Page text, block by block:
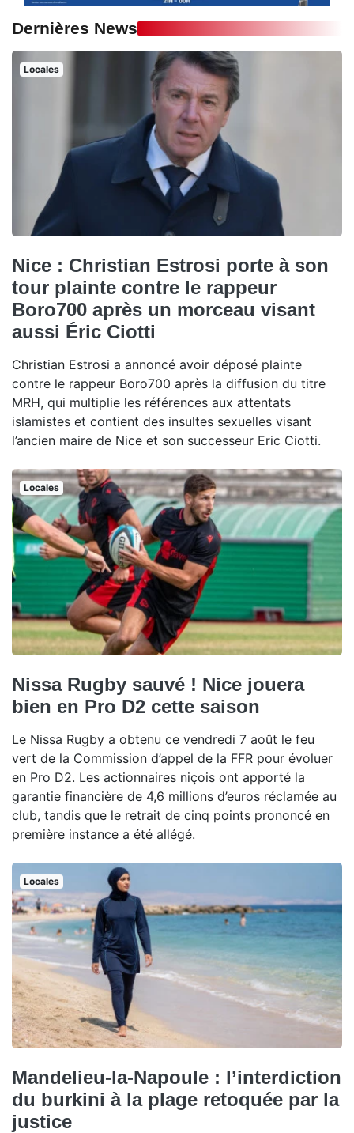
Dernières News
Locales
Nice : Christian Estrosi porte à son
tour plainte contre le rappeur
Boro700 après un morceau visant
aussi Éric Ciotti
Christian Estrosi a annoncé avoir déposé plainte
contre le rappeur Boro700 après la diffusion du titre
MRH, qui multiplie les références aux attentats
islamistes et contient des insultes sexuelles visant
l’ancien maire de Nice et son successeur Eric Ciotti.
Locales
Nissa Rugby sauvé ! Nice jouera
bien en Pro D2 cette saison
Le Nissa Rugby a obtenu ce vendredi 7 août le feu
vert de la Commission d’appel de la FFR pour évoluer
en Pro D2. Les actionnaires niçois ont apporté la
garantie financière de 4,6 millions d’euros réclamée au
club, tandis que le retrait de cinq points prononcé en
première instance a été allégé.
Locales
Mandelieu-la-Napoule : l’interdiction
du burkini à la plage retoquée par la
justice